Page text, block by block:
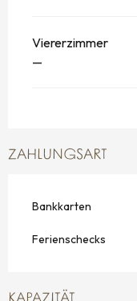
Viererzimmer
—
ZAHLUNGSART
Bankkarten
Ferienschecks